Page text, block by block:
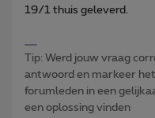
19/1 thuis geleverd.
Tip: Werd jouw vraag
antwoord en markeer
forumleden in een
een oplossing vinden